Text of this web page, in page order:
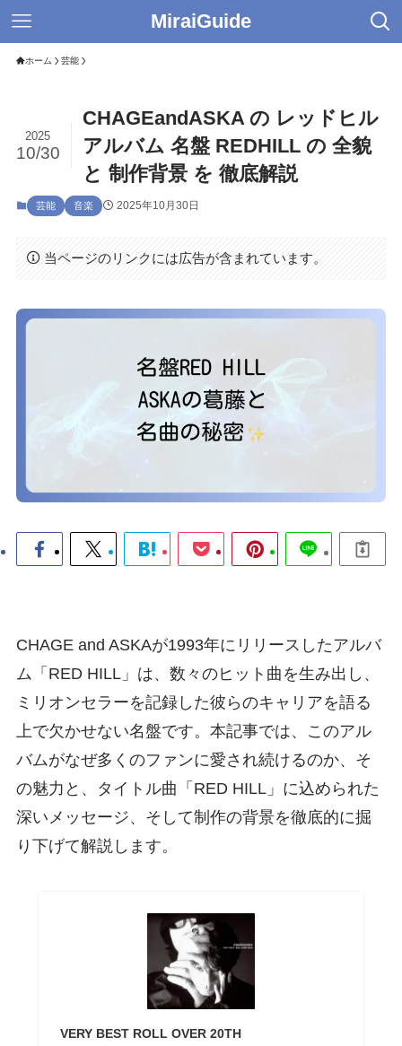
MiraiGuide
ホーム 芸能
CHAGEandASKA の レッドヒル
アルバム 名盤 REDHILL の 全貌
と 制作背景 を 徹底解説
2025
10/30
芸能 音楽 2025年10月30日
当ページのリンクには広告が含まれています。
CHAGE and ASKAが1993年にリリースしたアルバ
ム「RED HILL」は、数々のヒット曲を生み出し、
ミリオンセラーを記録した彼らのキャリアを語る
上で欠かせない名盤です。本記事では、このアル
バムがなぜ多くのファンに愛され続けるのか、そ
の魅力と、タイトル曲「RED HILL」に込められた
深いメッセージ、そして制作の背景を徹底的に掘
り下げて解説します。
VERY BEST ROLL OVER 20TH